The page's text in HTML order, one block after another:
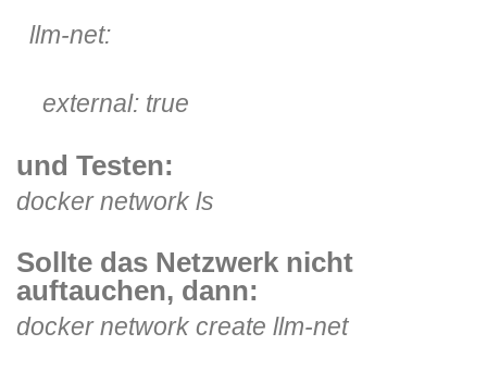
llm-net:
external: true
und Testen:
docker network ls
Sollte das Netzwerk nicht
auftauchen, dann:
docker network create llm-net